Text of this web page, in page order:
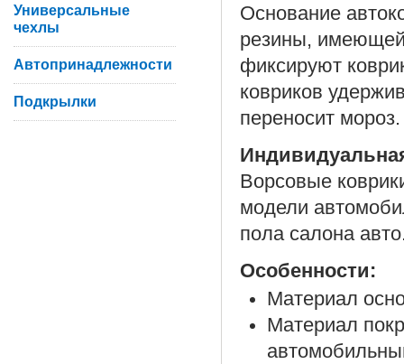
Основание
резины,
фиксируют
ковриков
переносит мороз.
Ворсовые
модели
пола салона
Особенности:
Материал
Материал
Универсальные
чехлы
Автопринадлежности
Подкрылки